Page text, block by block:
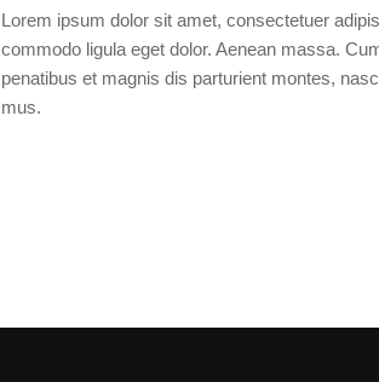
Lorem ipsum dolor sit amet, consectetuer
commodo ligula eget dolor. Aenean massa.
penatibus et magnis dis parturient montes,
mus.